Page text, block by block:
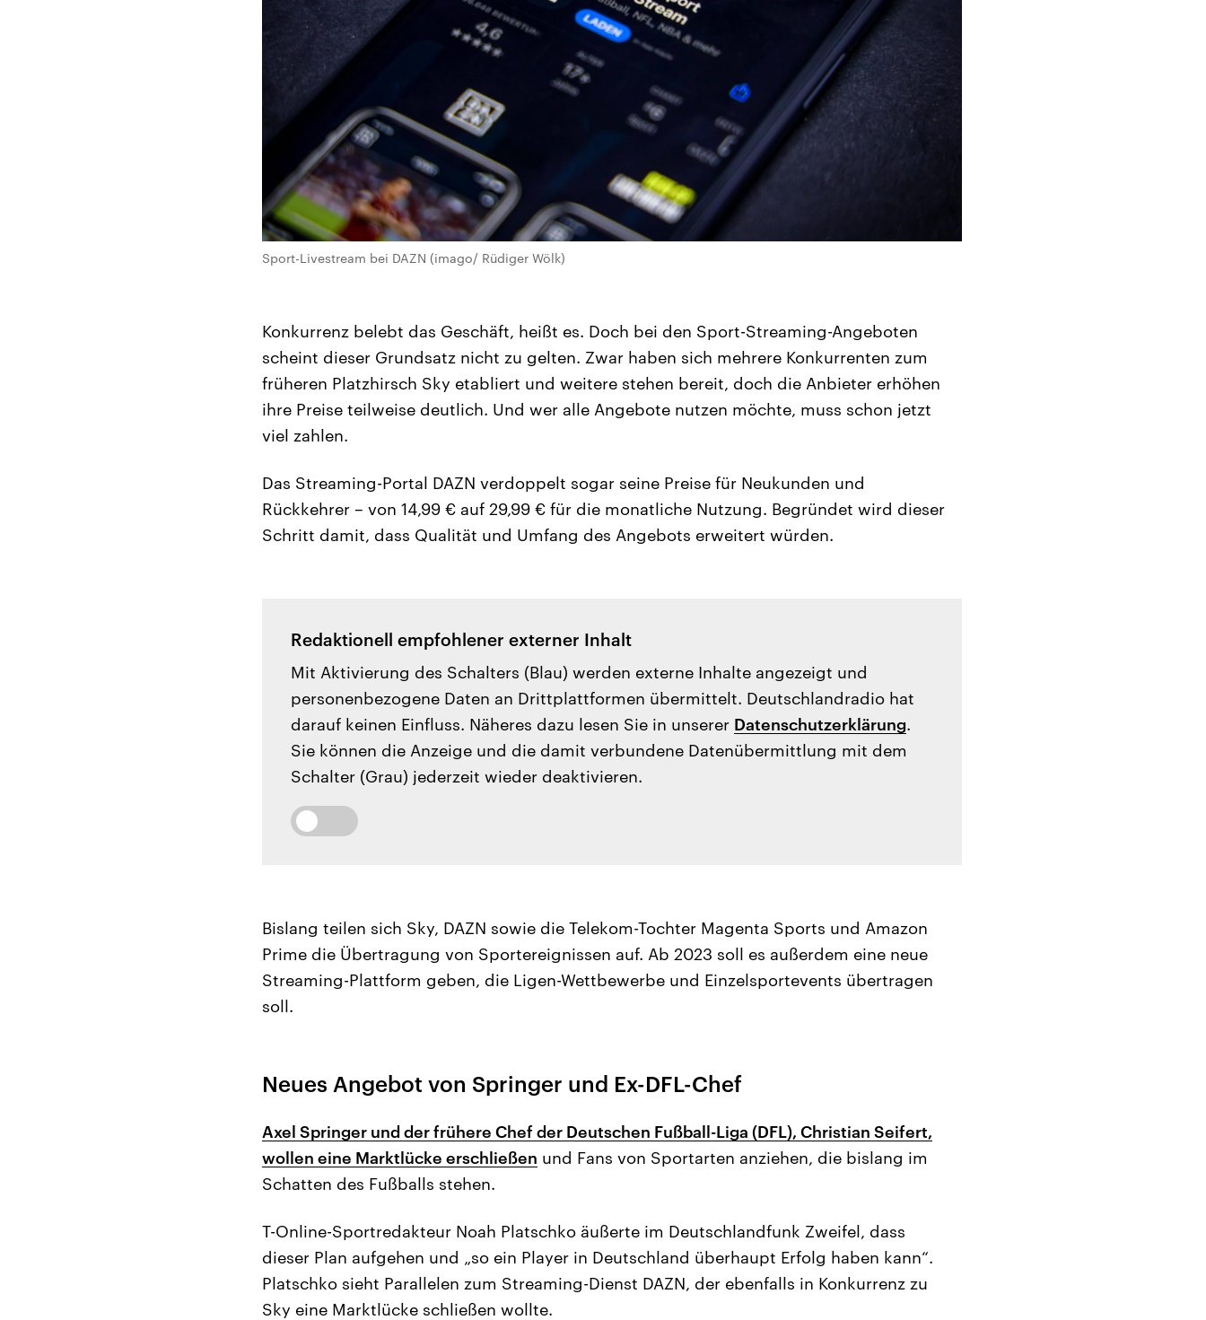
Sport-Livestream bei DAZN (imago/ Rüdiger Wölk)
Konkurrenz belebt das Geschäft, heißt es. Doch bei den Sport-Streaming-Angeboten
scheint dieser Grundsatz nicht zu gelten. Zwar haben sich mehrere Konkurrenten zum
früheren Platzhirsch Sky etabliert und weitere stehen bereit, doch die Anbieter erhöhen
ihre Preise teilweise deutlich. Und wer alle Angebote nutzen möchte, muss schon jetzt
viel zahlen.
Das Streaming-Portal DAZN verdoppelt sogar seine Preise für Neukunden und
Rückkehrer – von 14,99 € auf 29,99 € für die monatliche Nutzung. Begründet wird dieser
Schritt damit, dass Qualität und Umfang des Angebots erweitert würden.
Redaktionell empfohlener externer Inhalt
Mit Aktivierung des Schalters (Blau) werden externe Inhalte angezeigt und
personenbezogene Daten an Drittplattformen übermittelt. Deutschlandradio hat
darauf keinen Einfluss. Näheres dazu lesen Sie in unserer Datenschutzerklärung.
Sie können die Anzeige und die damit verbundene Datenübermittlung mit dem
Schalter (Grau) jederzeit wieder deaktivieren.
Bislang teilen sich Sky, DAZN sowie die Telekom-Tochter Magenta Sports und Amazon
Prime die Übertragung von Sportereignissen auf. Ab 2023 soll es außerdem eine neue
Streaming-Plattform geben, die Ligen-Wettbewerbe und Einzelsportevents übertragen
soll.
Neues Angebot von Springer und Ex-DFL-Chef
Axel Springer und der frühere Chef der Deutschen Fußball-Liga (DFL), Christian Seifert,
wollen eine Marktlücke erschließen und Fans von Sportarten anziehen, die bislang im
Schatten des Fußballs stehen.
T-Online-Sportredakteur Noah Platschko äußerte im Deutschlandfunk Zweifel, dass
dieser Plan aufgehen und „so ein Player in Deutschland überhaupt Erfolg haben kann“.
Platschko sieht Parallelen zum Streaming-Dienst DAZN, der ebenfalls in Konkurrenz zu
Sky eine Marktlücke schließen wollte.